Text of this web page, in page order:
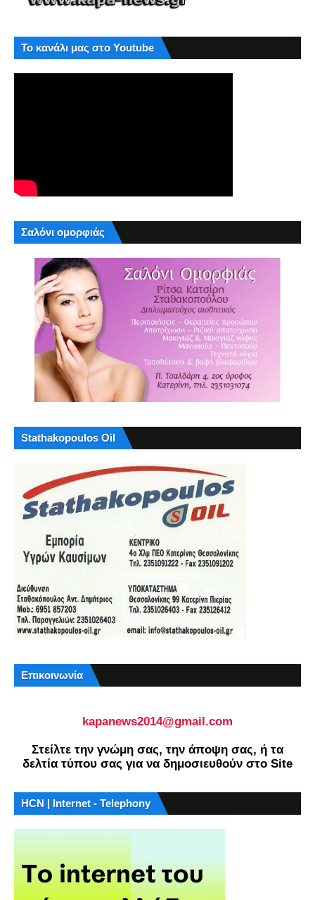
Το κανάλι μας στο Youtube
Σαλόνι ομορφιάς
Stathakopoulos Oil
Επικοινωνία
kapanews2014@gmail.com
Στείλτε την γνώμη σας, την άποψη σας, ή τα
δελτία τύπου σας για να δημοσιευθούν στο Site
HCN | Internet - Telephony